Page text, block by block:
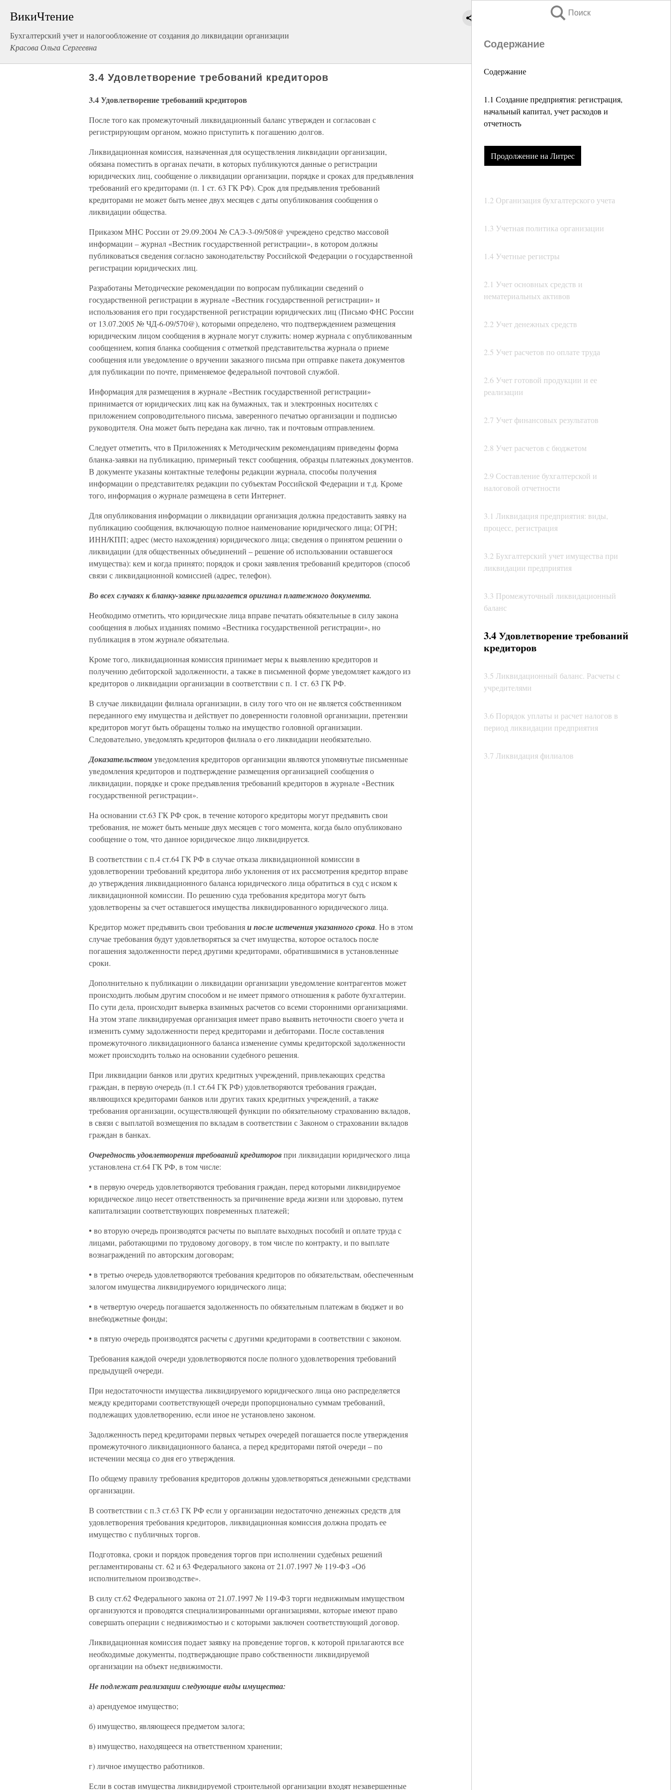
ВикиЧтение
Бухгалтерский учет и налогообложение от создания до ликвидации организации
Красова Ольга Сергеевна
Поиск
Содержание
Содержание
1.1 Создание предприятия: регистрация,
начальный капитал, учет расходов и
отчетность
Продолжение на Литрес
1.2 Организация бухгалтерского учета
1.3 Учетная политика организации
1.4 Учетные регистры
2.1 Учет основных средств и
нематериальных активов
2.2 Учет денежных средств
2.5 Учет расчетов по оплате труда
2.6 Учет готовой продукции и ее
реализации
2.7 Учет финансовых результатов
2.8 Учет расчетов с бюджетом
2.9 Составление бухгалтерской и
налоговой отчетности
3.1 Ликвидация предприятия: виды,
процесс, регистрация
3.2 Бухгалтерский учет имущества при
ликвидации предприятия
3.3 Промежуточный ликвидационный
баланс
3.4 Удовлетворение требований
кредиторов
3.5 Ликвидационный баланс. Расчеты с
учредителями
3.6 Порядок уплаты и расчет налогов в
период ликвидации предприятия
3.7 Ликвидация филиалов
3.4 Удовлетворение требований кредиторов
3.4 Удовлетворение требований кредиторов
После того как промежуточный ликвидационный баланс утвержден и согласован с
регистрирующим органом, можно приступить к погашению долгов.
Ликвидационная комиссия, назначенная для осуществления ликвидации организации,
обязана поместить в органах печати, в которых публикуются данные о регистрации
юридических лиц, сообщение о ликвидации организации, порядке и сроках для предъявления
требований его кредиторами (п. 1 ст. 63 ГК РФ). Срок для предъявления требований
кредиторами не может быть менее двух месяцев с даты опубликования сообщения о
ликвидации общества.
Приказом МНС России от 29.09.2004 № САЭ-3-09/508@ учреждено средство массовой
информации – журнал «Вестник государственной регистрации», в котором должны
публиковаться сведения согласно законодательству Российской Федерации о государственной
регистрации юридических лиц.
Разработаны Методические рекомендации по вопросам публикации сведений о
государственной регистрации в журнале «Вестник государственной регистрации» и
использования его при государственной регистрации юридических лиц (Письмо ФНС России
от 13.07.2005 № ЧД-6-09/570@), которыми определено, что подтверждением размещения
юридическим лицом сообщения в журнале могут служить: номер журнала с опубликованным
сообщением, копия бланка сообщения с отметкой представительства журнала о приеме
сообщения или уведомление о вручении заказного письма при отправке пакета документов
для публикации по почте, применяемое федеральной почтовой службой.
Информация для размещения в журнале «Вестник государственной регистрации»
принимается от юридических лиц как на бумажных, так и электронных носителях с
приложением сопроводительного письма, заверенного печатью организации и подписью
руководителя. Она может быть передана как лично, так и почтовым отправлением.
Следует отметить, что в Приложениях к Методическим рекомендациям приведены форма
бланка-заявки на публикацию, примерный текст сообщения, образцы платежных документов.
В документе указаны контактные телефоны редакции журнала, способы получения
информации о представителях редакции по субъектам Российской Федерации и т.д. Кроме
того, информация о журнале размещена в сети Интернет.
Для опубликования информации о ликвидации организация должна предоставить заявку на
публикацию сообщения, включающую полное наименование юридического лица; ОГРН;
ИНН/КПП; адрес (место нахождения) юридического лица; сведения о принятом решении о
ликвидации (для общественных объединений – решение об использовании оставшегося
имущества): кем и когда принято; порядок и сроки заявления требований кредиторов (способ
связи с ликвидационной комиссией (адрес, телефон).
Во всех случаях к бланку-заявке прилагается оригинал платежного документа.
Необходимо отметить, что юридические лица вправе печатать обязательные в силу закона
сообщения в любых изданиях помимо «Вестника государственной регистрации», но
публикация в этом журнале обязательна.
Кроме того, ликвидационная комиссия принимает меры к выявлению кредиторов и
получению дебиторской задолженности, а также в письменной форме уведомляет каждого из
кредиторов о ликвидации организации в соответствии с п. 1 ст. 63 ГК РФ.
В случае ликвидации филиала организации, в силу того что он не является собственником
переданного ему имущества и действует по доверенности головной организации, претензии
кредиторов могут быть обращены только на имущество головной организации.
Следовательно, уведомлять кредиторов филиала о его ликвидации необязательно.
Доказательствомуведомления кредиторов организации являются упомянутые письменные
уведомления кредиторов и подтверждение размещения организацией сообщения о
ликвидации, порядке и сроке предъявления требований кредиторов в журнале «Вестник
государственной регистрации».
На основании ст.63 ГК РФ срок, в течение которого кредиторы могут предъявить свои
требования, не может быть меньше двух месяцев с того момента, когда было опубликовано
сообщение о том, что данное юридическое лицо ликвидируется.
В соответствии с п.4 ст.64 ГК РФ в случае отказа ликвидационной комиссии в
удовлетворении требований кредитора либо уклонения от их рассмотрения кредитор вправе
до утверждения ликвидационного баланса юридического лица обратиться в суд с иском к
ликвидационной комиссии. По решению суда требования кредитора могут быть
удовлетворены за счет оставшегося имущества ликвидированного юридического лица.
Кредитор может предъявить свои требованияи после истечения указанного срока. Но в этом
случае требования будут удовлетворяться за счет имущества, которое осталось после
погашения задолженности перед другими кредиторами, обратившимися в установленные
сроки.
Дополнительно к публикации о ликвидации организации уведомление контрагентов может
происходить любым другим способом и не имеет прямого отношения к работе бухгалтерии.
По сути дела, происходит выверка взаимных расчетов со всеми сторонними организациями.
На этом этапе ликвидируемая организация имеет право выявить неточности своего учета и
изменить сумму задолженности перед кредиторами и дебиторами. После составления
промежуточного ликвидационного баланса изменение суммы кредиторской задолженности
может происходить только на основании судебного решения.
При ликвидации банков или других кредитных учреждений, привлекающих средства
граждан, в первую очередь (п.1 ст.64 ГК РФ) удовлетворяются требования граждан,
являющихся кредиторами банков или других таких кредитных учреждений, а также
требования организации, осуществляющей функции по обязательному страхованию вкладов,
в связи с выплатой возмещения по вкладам в соответствии с Законом о страховании вкладов
граждан в банках.
Очередность удовлетворения требований кредиторовпри ликвидации юридического лица
установлена ст.64 ГК РФ, в том числе:
• в первую очередь удовлетворяются требования граждан, перед которыми ликвидируемое
юридическое лицо несет ответственность за причинение вреда жизни или здоровью, путем
капитализации соответствующих повременных платежей;
• во вторую очередь производятся расчеты по выплате выходных пособий и оплате труда с
лицами, работающими по трудовому договору, в том числе по контракту, и по выплате
вознаграждений по авторским договорам;
• в третью очередь удовлетворяются требования кредиторов по обязательствам, обеспеченным
залогом имущества ликвидируемого юридического лица;
• в четвертую очередь погашается задолженность по обязательным платежам в бюджет и во
внебюджетные фонды;
• в пятую очередь производятся расчеты с другими кредиторами в соответствии с законом.
Требования каждой очереди удовлетворяются после полного удовлетворения требований
предыдущей очереди.
При недостаточности имущества ликвидируемого юридического лица оно распределяется
между кредиторами соответствующей очереди пропорционально суммам требований,
подлежащих удовлетворению, если иное не установлено законом.
Задолженность перед кредиторами первых четырех очередей погашается после утверждения
промежуточного ликвидационного баланса, а перед кредиторами пятой очереди – по
истечении месяца со дня его утверждения.
По общему правилу требования кредиторов должны удовлетворяться денежными средствами
организации.
В соответствии с п.3 ст.63 ГК РФ если у организации недостаточно денежных средств для
удовлетворения требования кредиторов, ликвидационная комиссия должна продать ее
имущество с публичных торгов.
Подготовка, сроки и порядок проведения торгов при исполнении судебных решений
регламентированы ст. 62 и 63 Федерального закона от 21.07.1997 № 119-ФЗ «Об
исполнительном производстве».
В силу ст.62 Федерального закона от 21.07.1997 № 119-ФЗ торги недвижимым имуществом
организуются и проводятся специализированными организациями, которые имеют право
совершать операции с недвижимостью и с которыми заключен соответствующий договор.
Ликвидационная комиссия подает заявку на проведение торгов, к которой прилагаются все
необходимые документы, подтверждающие право собственности ликвидируемой
организации на объект недвижимости.
Не подлежат реализации следующие виды имущества:
а) арендуемое имущество;
б) имущество, являющееся предметом залога;
в) имущество, находящееся на ответственном хранении;
г) личное имущество работников.
Если в состав имущества ликвидируемой строительной организации входят незавершенные